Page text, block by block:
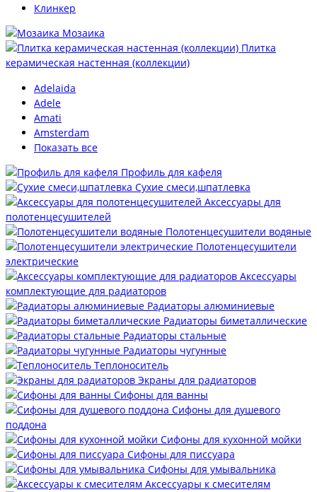
Клинкер
Мозаика
Плитка
керамическая настенная (коллекции)
Adelaida
Adele
Amati
Amsterdam
Показать все
Профиль для кафеля
Сухие смеси,шпатлевка
Аксессуары для
полотенцесушителей
Полотенцесушители водяные
Полотенцесушители
электрические
Аксессуары
комплектующие для радиаторов
Радиаторы алюминиевые
Радиаторы биметаллические
Радиаторы стальные
Радиаторы чугунные
Теплоноситель
Экраны для радиаторов
Сифоны для ванны
Сифоны для душевого
поддона
Сифоны для кухонной мойки
Сифоны для писсуара
Сифоны для умывальника
Аксессуары к смесителям